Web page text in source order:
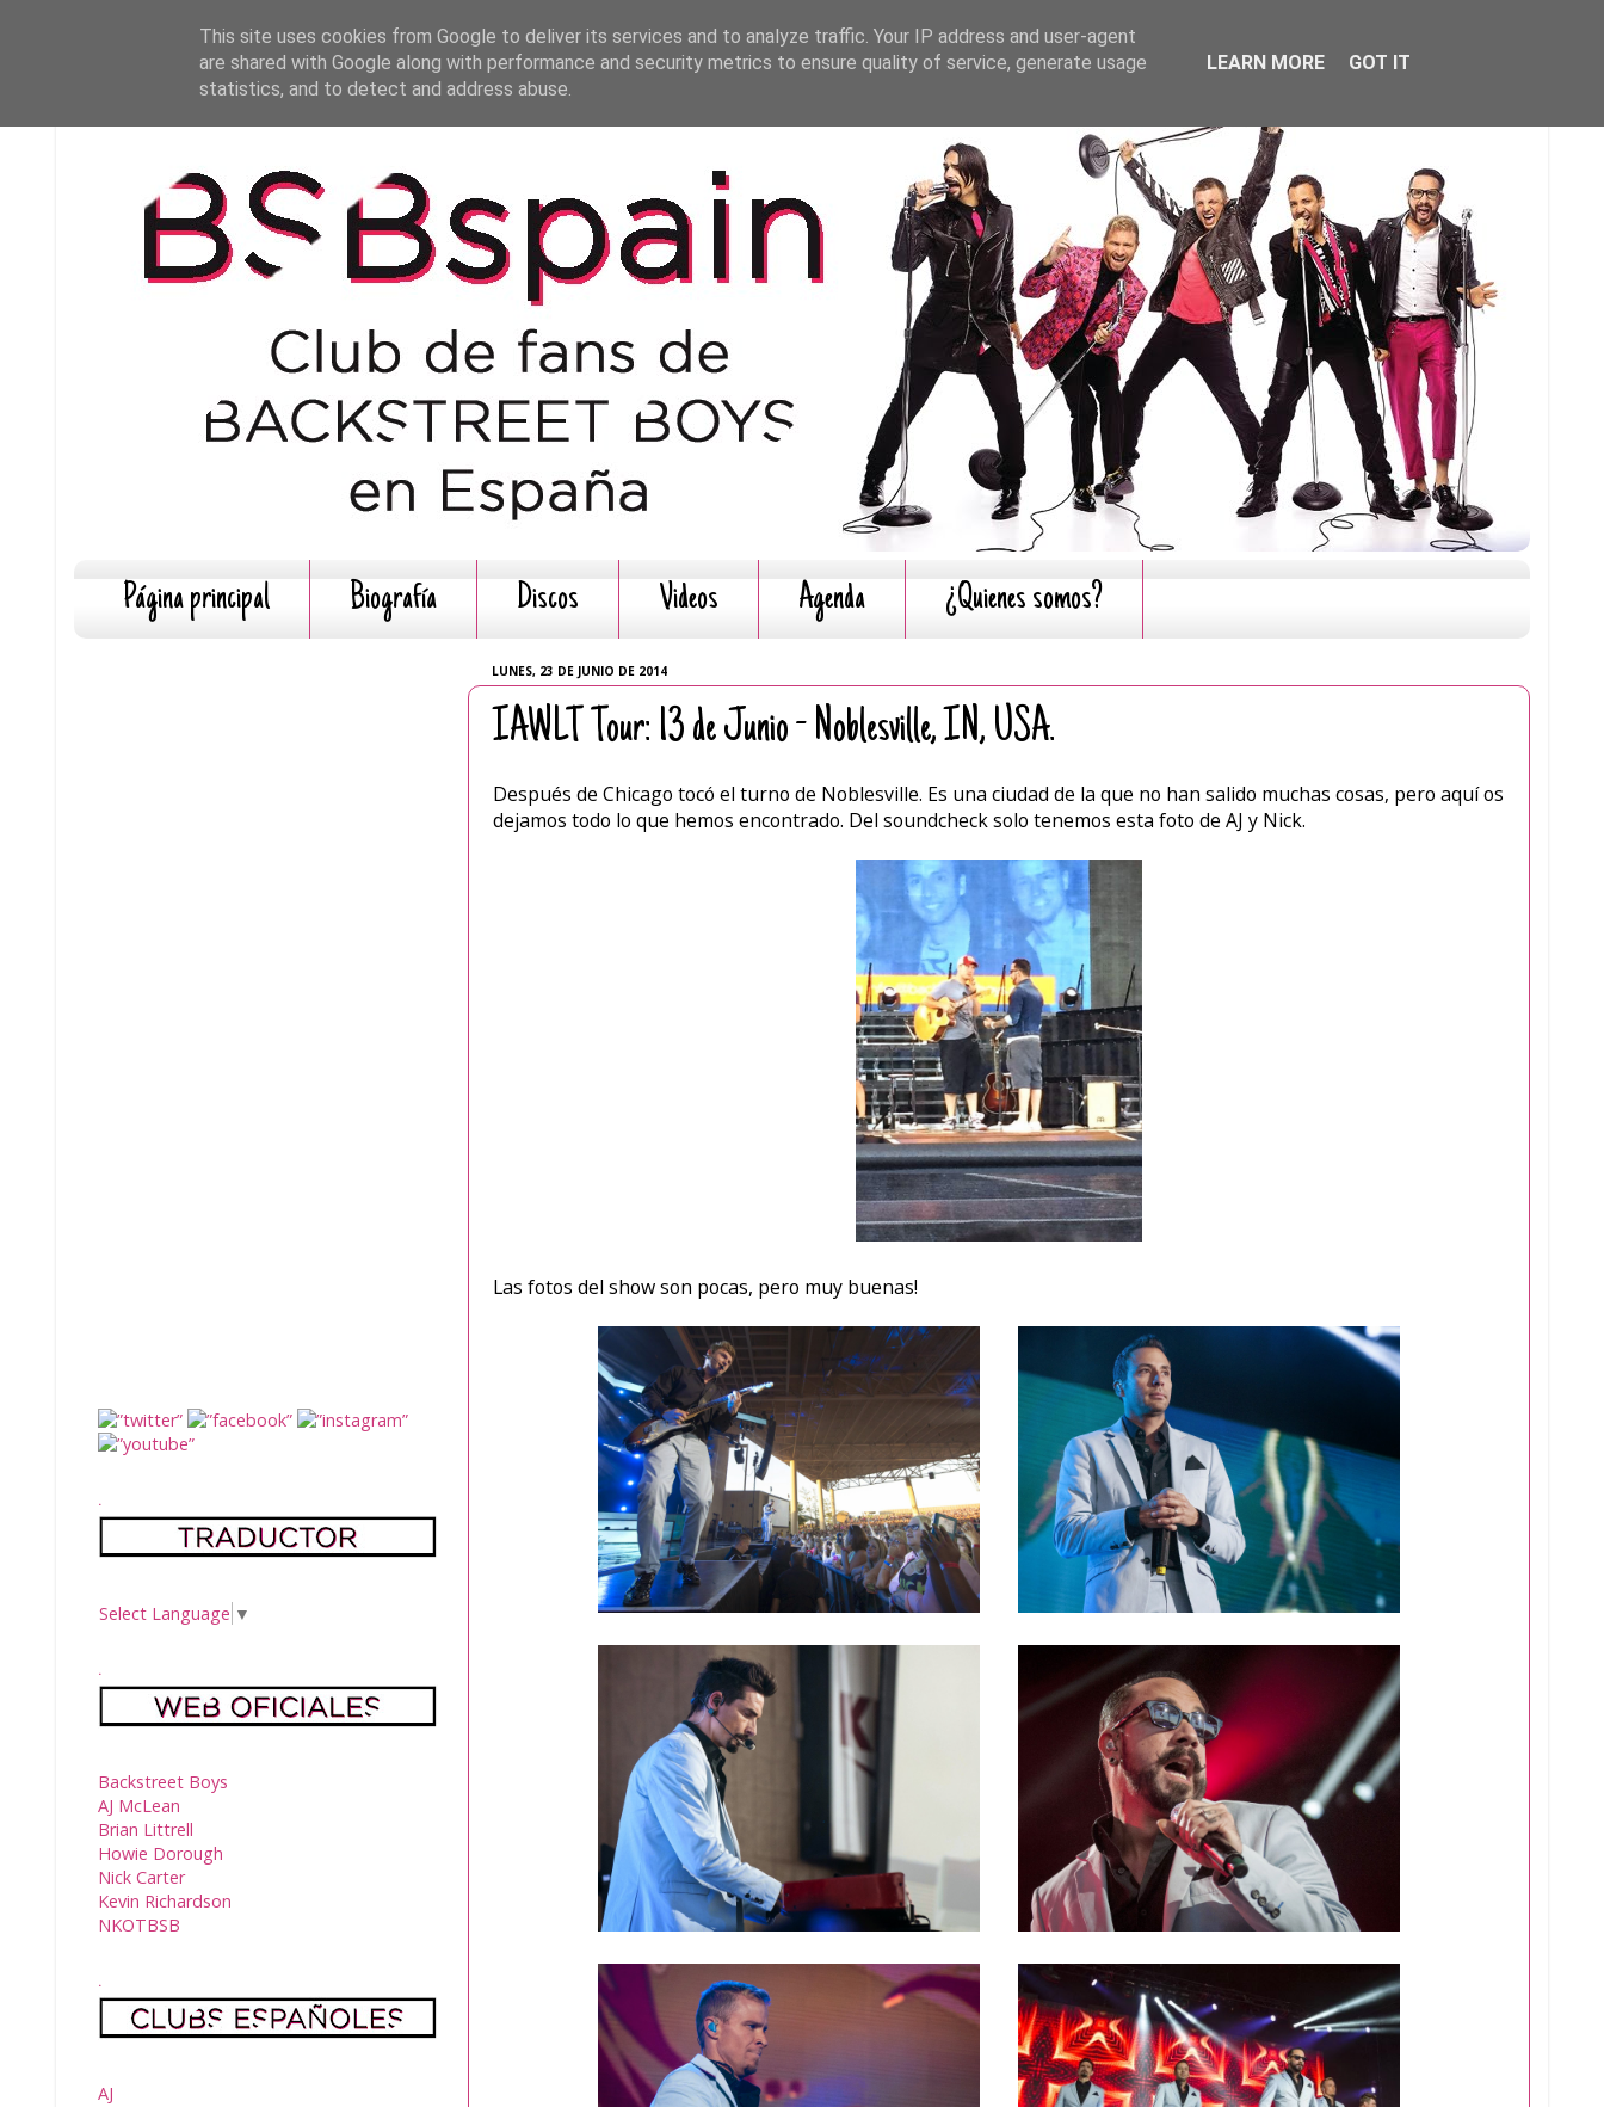
Página principal Biografía Discos Videos Agenda ¿Quienes somos?
LUNES, 23 DE JUNIO DE 2014
IAWLT Tour: 13 de Junio - Noblesville, IN, USA.
Después de Chicago tocó el turno de Noblesville. Es una ciudad de la que no han salido muchas cosas, pero aquí os
dejamos todo lo que hemos encontrado. Del soundcheck solo tenemos esta foto de AJ y Nick.
Las fotos del show son pocas, pero muy buenas!
.
Select Language ▼
.
Backstreet Boys
AJ McLean
Brian Littrell
Howie Dorough
Nick Carter
Kevin Richardson
NKOTBSB
.
AJ
This site uses cookies from Google to deliver its services and to analyze traffic. Your IP address and user-agent
are shared with Google along with performance and security metrics to ensure quality of service, generate usage
statistics, and to detect and address abuse.
LEARN MORE GOT IT